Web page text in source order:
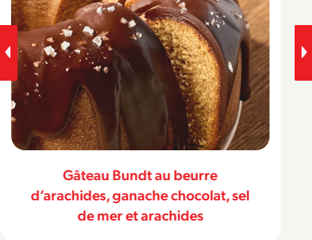
Gâteau Bundt au beurre
d’arachides, ganache chocolat, sel
de mer et arachides